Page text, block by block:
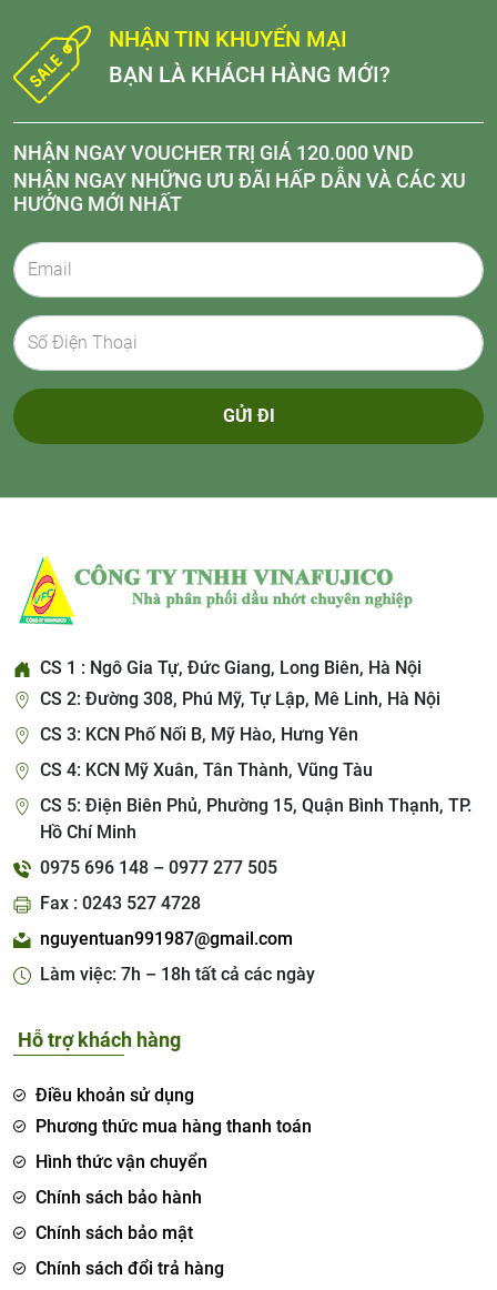
NHẬN TIN KHUYẾN MẠI
BẠN LÀ KHÁCH HÀNG MỚI?
NHẬN NGAY VOUCHER TRỊ GIÁ 120.000 VND
NHẬN NGAY NHỮNG ƯU ĐÃI HẤP DẪN VÀ CÁC XU
HƯỚNG MỚI NHẤT
GỬI ĐI
CS 1 : Ngô Gia Tự, Đức Giang, Long Biên, Hà Nội
CS 2: Đường 308, Phú Mỹ, Tự Lập, Mê Linh, Hà Nội
CS 3: KCN Phố Nối B, Mỹ Hào, Hưng Yên
CS 4: KCN Mỹ Xuân, Tân Thành, Vũng Tàu
CS 5: Điện Biên Phủ, Phường 15, Quận Bình Thạnh, TP.
Hồ Chí Minh
0975 696 148 – 0977 277 505
Fax : 0243 527 4728
nguyentuan991987@gmail.com
Làm việc: 7h – 18h tất cả các ngày
Hỗ trợ khách hàng
Điều khoản sử dụng
Phương thức mua hàng thanh toán
Hình thức vận chuyển
Chính sách bảo hành
Chính sách bảo mật
Chính sách đổi trả hàng